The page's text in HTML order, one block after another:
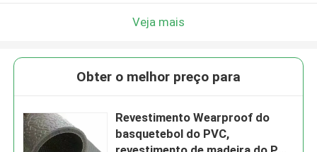
Veja mais
Obter o melhor preço para
Revestimento Wearproof do
basquetebol do PVC,